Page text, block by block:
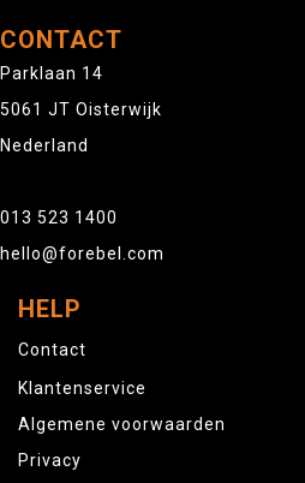
CONTACT
Parklaan 14
5061 JT Oisterwijk
Nederland
013 523 1400
hello@forebel.com
HELP
Contact
Klantenservice
Algemene voorwaarden
Privacy